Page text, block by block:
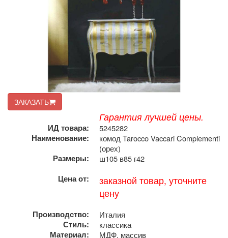
ЗАКАЗАТЬ
Гарантия лучшей цены.
ИД товара:
5245282
Наименование:
комод Tarocco Vaccari Complementi
(орех)
Размеры:
ш105 в85 г42
Цена от:
заказной товар, уточните
цену
Производство:
Италия
Стиль:
классика
Материал:
МДФ, массив